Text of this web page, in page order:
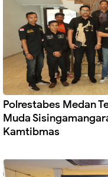
Polrestabes Medan
Muda
Kamtibmas